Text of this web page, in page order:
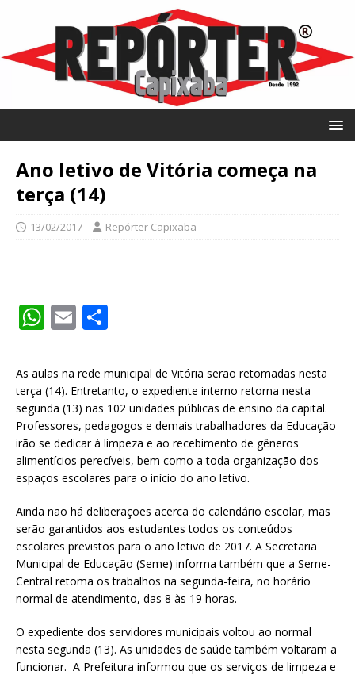
Ano letivo de Vitória começa na
terça (14)
13/02/2017 Repórter Capixaba
W
at
s
A
p
p
E
ai
l
ar
e
As aulas na rede municipal de Vitória serão retomadas nesta
terça (14). Entretanto, o expediente interno retorna nesta
segunda (13) nas 102 unidades públicas de ensino da capital.
Professores, pedagogos e demais trabalhadores da Educação
irão se dedicar à limpeza e ao recebimento de gêneros
alimentícios perecíveis, bem como a toda organização dos
espaços escolares para o início do ano letivo.
Ainda não há deliberações acerca do calendário escolar, mas
serão garantidos aos estudantes todos os conteúdos
escolares previstos para o ano letivo de 2017. A Secretaria
Municipal de Educação (Seme) informa também que a Seme-
Central retoma os trabalhos na segunda-feira, no horário
normal de atendimento, das 8 às 19 horas.
O expediente dos servidores municipais voltou ao normal
nesta segunda (13). As unidades de saúde também voltaram a
funcionar. A Prefeitura informou que os serviços de limpeza e